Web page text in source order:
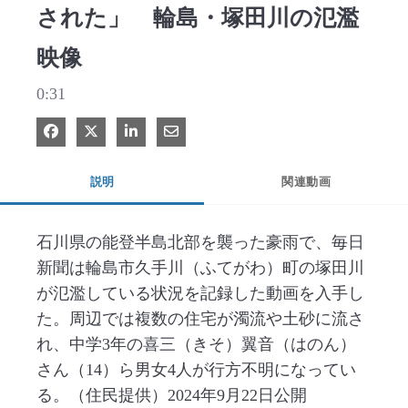
された」 輪島・塚田川の氾濫
映像
0:31
Facebook で共有
Xで共有する
LinkedIn で共有
電子メールで共有
説明 関連動画
石川県の能登半島北部を襲った豪雨で、毎日
新聞は輪島市久手川（ふてがわ）町の塚田川
が氾濫している状況を記録した動画を入手し
た。周辺では複数の住宅が濁流や土砂に流さ
れ、中学3年の喜三（きそ）翼音（はのん）
さん（14）ら男女4人が行方不明になってい
る。（住民提供）2024年9月22日公開